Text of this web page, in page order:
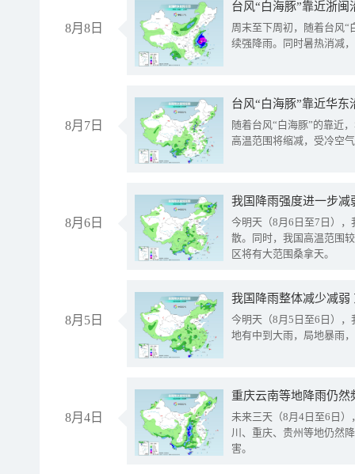
8月8日
台风“白海豚”靠近浙
周末至下周初，随着台风“
续强降雨。同时暑热消减
8月7日
台风“白海豚”靠近华
随着台风“白海豚”的靠近
高温范围将缩减，受冷空
8月6日
今明天（8月6日至7日）
散。同时，我国高温范围
区将有大范围桑拿天。
8月5日
我国降雨整体减少减弱
今明天（8月5日至6日）
地有中到大雨，局地暴雨
8月4日
重庆云南等地降雨仍然
未来三天（8月4日至6日
川、重庆、贵州等地仍然
害。